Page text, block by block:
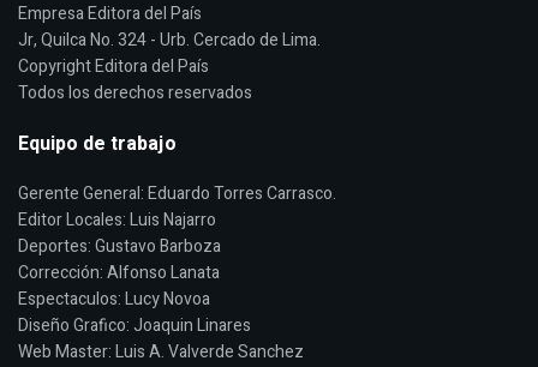
Empresa Editora del País
Jr, Quilca No. 324 - Urb. Cercado de Lima.
Copyright Editora del País
Todos los derechos reservados
Equipo de trabajo
Gerente General: Eduardo Torres Carrasco.
Editor Locales: Luis Najarro
Deportes: Gustavo Barboza
Corrección: Alfonso Lanata
Espectaculos: Lucy Novoa
Diseño Grafico: Joaquin Linares
Web Master: Luis A. Valverde Sanchez